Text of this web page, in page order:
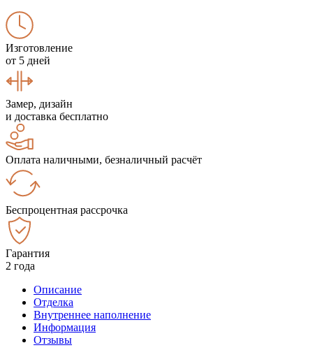
Изготовление
от 5 дней
Замер, дизайн
и доставка бесплатно
Оплата наличными, безналичный расчёт
Беспроцентная рассрочка
Гарантия
2 года
Описание
Отделка
Внутреннее наполнение
Информация
Отзывы